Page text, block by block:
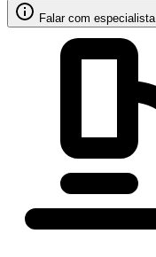
Falar com especialista